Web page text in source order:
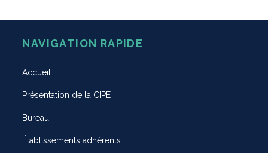
NAVIGATION RAPIDE
Accueil
Présentation de la CIPE
Bureau
Établissements adhérents